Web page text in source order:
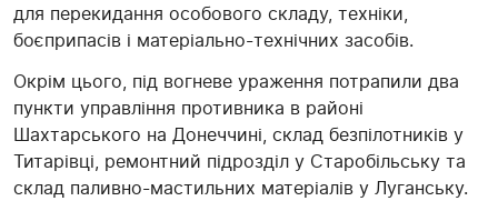
для перекидання особового складу, техніки,
боєприпасів і матеріально-технічних засобів.
Окрім цього, під вогневе ураження потрапили два
пункти управління противника в районі
Шахтарського на Донеччині, склад безпілотників у
Титарівці, ремонтний підрозділ у Старобільську та
склад паливно-мастильних матеріалів у Луганську.